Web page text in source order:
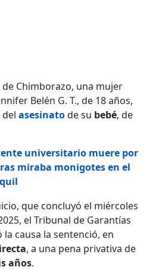
Chimborazo, una mujer
Belén G. T., de 18 años,
delasesinatode su bebé, de
universitario muere por
miraba monigotes en el
que concluyó el miércoles
el Tribunal de Garantías
la causa la sentenció, en
, a una pena privativa de
años.